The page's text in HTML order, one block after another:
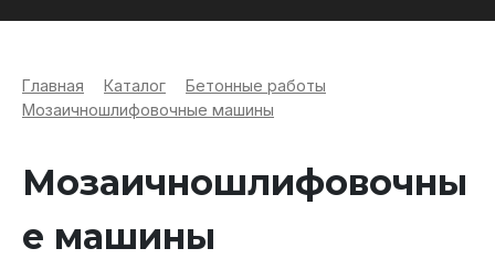
+7 (914) 970-13-62
Главная Каталог Бетонные работы
Мозаичношлифовочные машины
Мозаичношлифовочны
е машины